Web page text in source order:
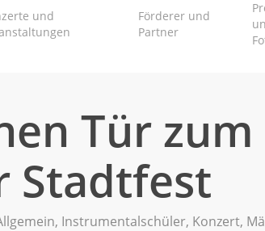
und
Förderer und
Partner
Tür zum
Stadtfest
, Instrumentalschüler, Konzert,